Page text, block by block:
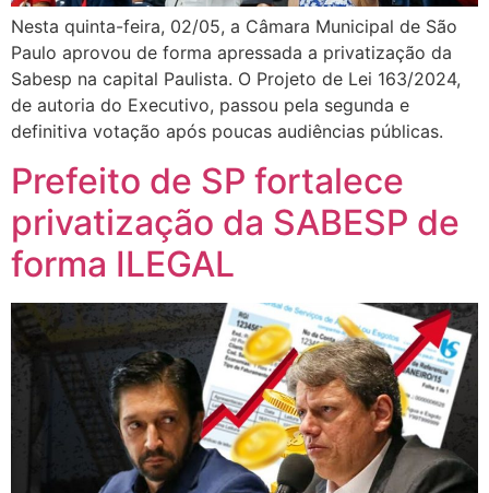
Nesta quinta-feira, 02/05, a Câmara Municipal de São
Paulo aprovou de forma apressada a privatização da
Sabesp na capital Paulista. O Projeto de Lei 163/2024,
de autoria do Executivo, passou pela segunda e
definitiva votação após poucas audiências públicas.
Prefeito de SP fortalece
privatização da SABESP de
forma ILEGAL